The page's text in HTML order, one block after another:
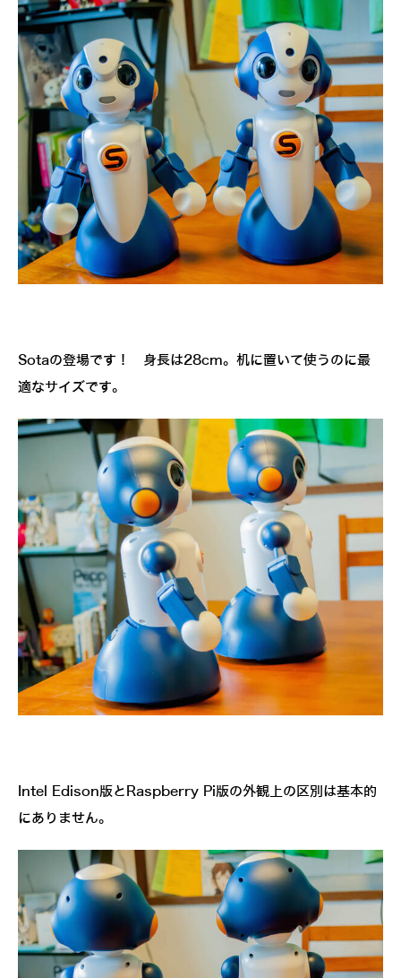
Sotaの登場です！ 身長は28cm。机に置いて使うのに最
適なサイズです。
Intel Edison版とRaspberry Pi版の外観上の区別は基本的
にありません。